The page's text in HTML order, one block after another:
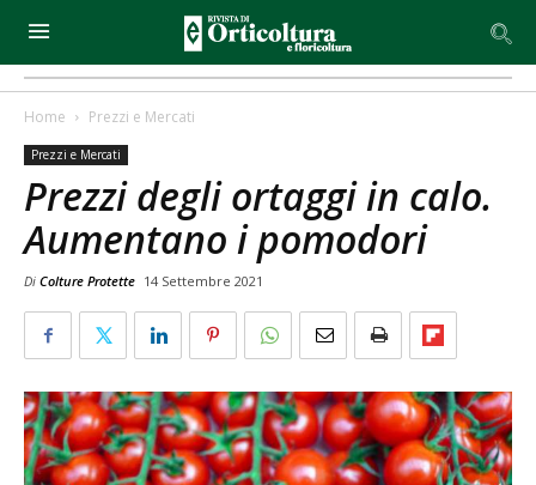
Home Prezzi e Mercati
Prezzi e Mercati
Prezzi degli ortaggi in calo.
Aumentano i pomodori
Di Colture Protette 14 Settembre 2021